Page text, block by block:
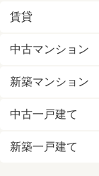
賃貸
中古マンション
新築マンション
中古一戸建て
新築一戸建て